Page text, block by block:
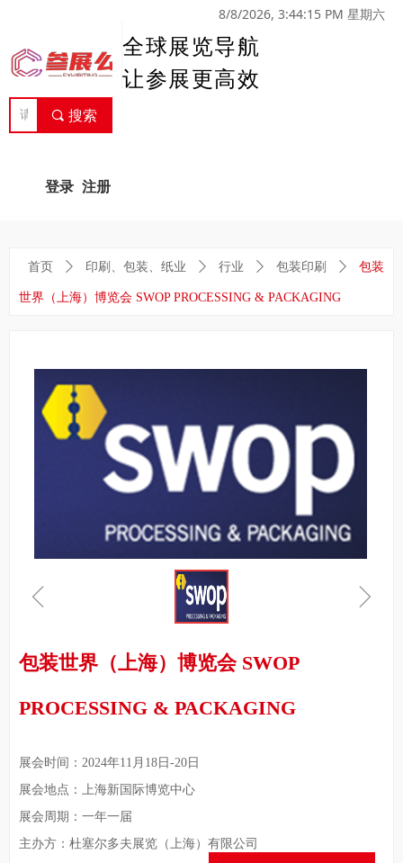
끠 搜索
8/8/2026, 3:44:15 PM 星期六
全球展览导航
让参展更高效
登录 注册
包装世界（上海）博览会 SWOP
PROCESSING & PACKAGING
ꁆ ꁇ
展会时间：2024年11月18日-20日
展会地点：上海新国际博览中心
展会周期：一年一届
主办方：杜塞尔多夫展览（上海）有限公司
首页 ꄲ 印刷、包装、纸业 ꄲ 行业 ꄲ 包装印刷 ꄲ 包装
世界（上海）博览会 SWOP PROCESSING & PACKAGING